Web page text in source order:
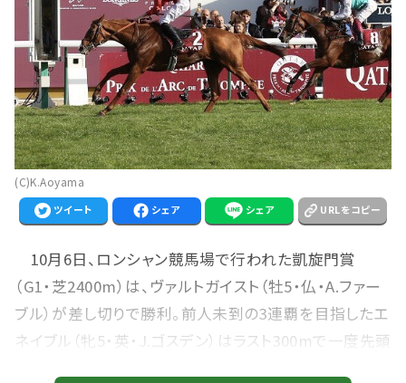
(C)K.Aoyama
ツイート シェア シェア URLをコピー
10月6日、ロンシャン競馬場で行われた凱旋門賞
（G1・芝2400m）は、ヴァルトガイスト（牡5・仏・A.ファー
ブル）が差し切りで勝利。前人未到の3連覇を目指したエ
ネイブル（牝5・英・J.ゴスデン）はラスト300mで一度先頭